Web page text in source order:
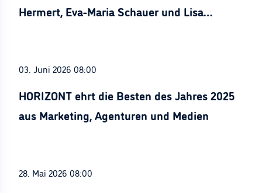
Hermert, Eva-Maria Schauer und Lisa
03. Juni 2026 08:00
HORIZONT ehrt die Besten des Jahres 2025
aus Marketing, Agenturen und Medien
28. Mai 2026 08:00